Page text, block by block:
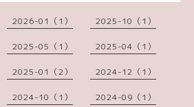
2026-01（1） 2025-10（1）
2025-05（1） 2025-04（1）
2025-01（2） 2024-12（1）
2024-10（1） 2024-09（1）